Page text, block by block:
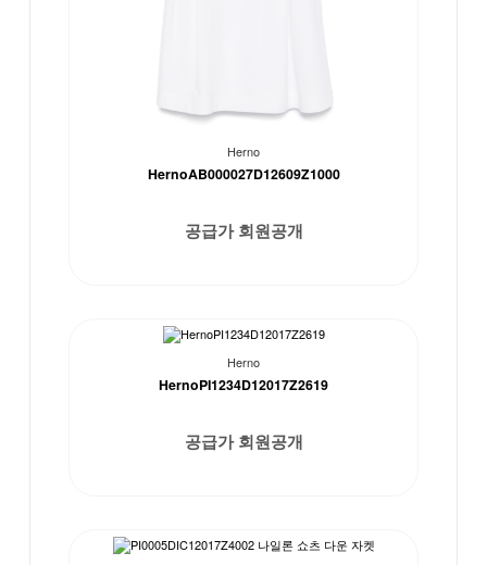
Herno
HernoAB000027D12609Z1000
공급가 회원공개
Herno
HernoPI1234D12017Z2619
공급가 회원공개